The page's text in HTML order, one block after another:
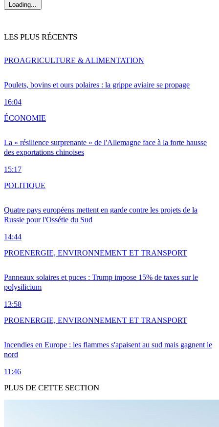
Loading...
LES PLUS RÉCENTS
Poulets, bovins et ours polaires : la grippe aviaire se propage
16:04
PROAGRICULTURE & ALIMENTATION
La « résilience surprenante » de l'Allemagne face à la forte hausse
des exportations chinoises
15:17
ÉCONOMIE
Quatre pays européens mettent en garde contre les projets de la
Russie pour l'Ossétie du Sud
14:44
POLITIQUE
Panneaux solaires et puces : Trump impose 15% de taxes sur le
polysilicium
13:58
PROENERGIE, ENVIRONNEMENT ET TRANSPORT
Incendies en Europe : les flammes s'apaisent au sud mais gagnent le
nord
11:46
PROENERGIE, ENVIRONNEMENT ET TRANSPORT
PLUS DE CETTE SECTION